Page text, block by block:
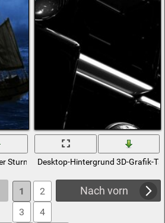
Sturm. Ein Schiff mitten im Ozean
Desktop-Hintergrund 3D-Grafik-
Nach vorn
1
2
3
4